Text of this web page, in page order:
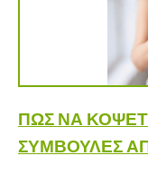
ΠΏΣ ΝΑ
ΣΥΜΒΟΥΛΈΣ